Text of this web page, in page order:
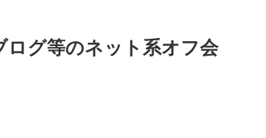
ログ等のネット系オフ会